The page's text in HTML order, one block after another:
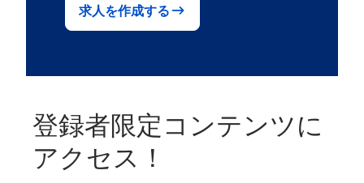
求人を作成する
登録者限定コンテンツに
アクセス！